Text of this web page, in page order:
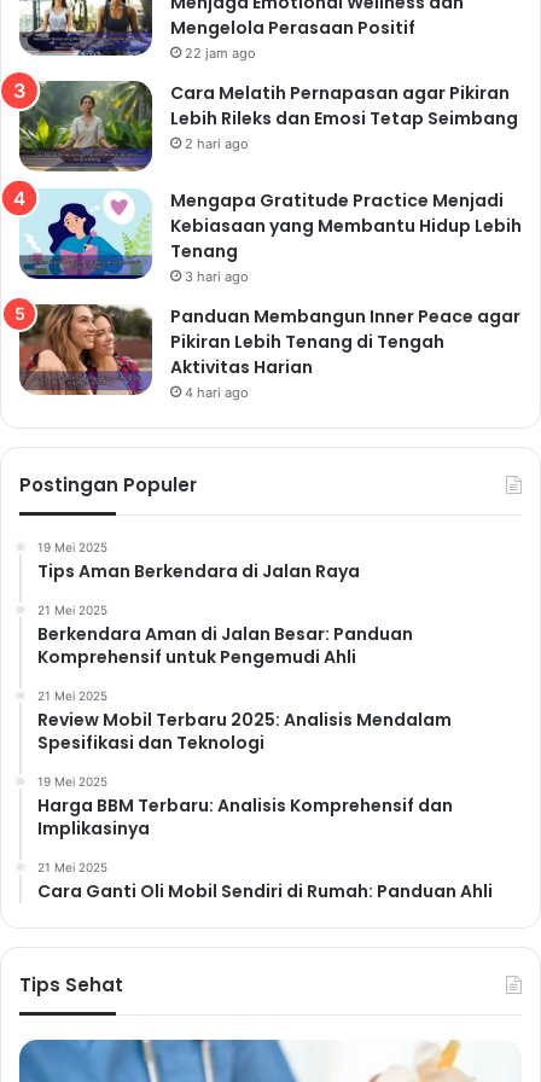
Kacang-kacangan seperti almond, kenari, atau kacang
mete merupakan sumber protein dan lemak sehat
yang baik. Makan dalam jumlah sedang untuk
menghindari kalori berlebih.
12. Yogurt
Yogurt rendah lemak merupakan camilan yang kaya
akan protein dan probiotik. Pilih yogurt tanpa pemanis
tambahan atau dengan sedikit pemanis alami seperti
13. Ubi rebus
Ubi rebus merupakan sumber karbohidrat kompleks
yang kaya akan vitamin dan serat. Camilan yang
mengenyangkan dan sehat.
Minuman Sehat Pendukung
Diet
14. Air Putih
Minum air putih yang cukup sangat penting untuk
menjaga kesehatan tubuh dan membantu proses
metabolisme. Ganti minuman manis dengan air putih
untuk mengurangi asupan gula.
15. Teh Hijau
Teh hijau kaya akan antioksidan yang baik untuk
kesehatan. Minum teh hijau tanpa gula sebagai
minuman sehat.
Resep Praktis Lainnya
16. Nasi Merah dengan Daging
Sapi Rendah Lemak
mendapatkan serat yang lebih tinggi. Pilih daging sapi
Mengelola Perasaan Positif
22 jam ago
Cara Melatih Pernapasan agar Pikiran
Lebih Rileks dan Emosi Tetap Seimbang
2 hari ago
Mengapa Gratitude Practice Menjadi
Kebiasaan yang Membantu Hidup Lebih
Tenang
3 hari ago
Panduan Membangun Inner Peace agar
Pikiran Lebih Tenang di Tengah
Aktivitas Harian
4 hari ago
Postingan Populer
19 Mei 2025
Tips Aman Berkendara di Jalan Raya
21 Mei 2025
Berkendara Aman di Jalan Besar: Panduan
Komprehensif untuk Pengemudi Ahli
21 Mei 2025
Review Mobil Terbaru 2025: Analisis Mendalam
Spesifikasi dan Teknologi
19 Mei 2025
Harga BBM Terbaru: Analisis Komprehensif dan
Implikasinya
21 Mei 2025
Cara Ganti Oli Mobil Sendiri di Rumah: Panduan Ahli
Tips Sehat